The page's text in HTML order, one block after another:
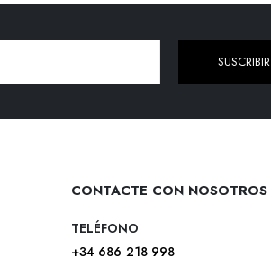
SUSCRIBIR
CONTACTE CON NOSOTROS
TELÉFONO
+34 686 218 998